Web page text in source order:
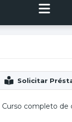
Curso completo de